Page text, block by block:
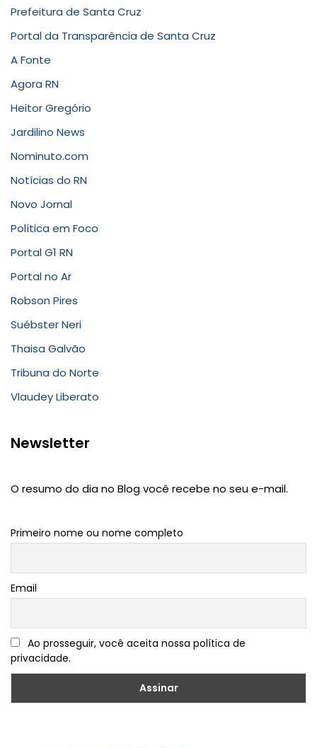
Prefeitura de Santa Cruz
Portal da Transparência de Santa Cruz
A Fonte
Agora RN
Heitor Gregório
Jardilino News
Nominuto.com
Notícias do RN
Novo Jornal
Política em Foco
Portal G1 RN
Portal no Ar
Robson Pires
Suébster Neri
Thaisa Galvão
Tribuna do Norte
Vlaudey Liberato
Newsletter
O resumo do dia no Blog você recebe no seu e-mail.
Primeiro nome ou nome completo
Email
Ao prosseguir, você aceita nossa política de
privacidade.